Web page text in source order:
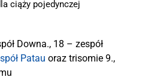
ciąży pojedynczej
Downa., 18 – zespół
Patau oraz trisomie 9.,